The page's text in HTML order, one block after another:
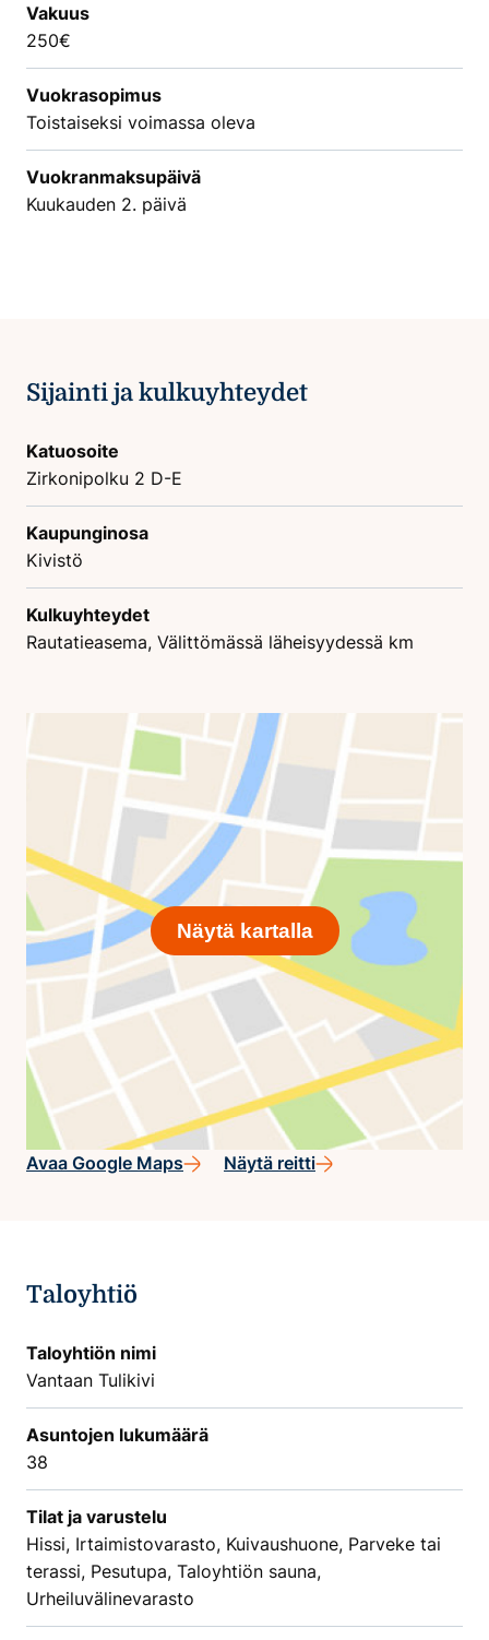
Vakuus
250€
Vuokrasopimus
Toistaiseksi voimassa oleva
Vuokranmaksupäivä
Kuukauden 2. päivä
Sijainti ja kulkuyhteydet
Katuosoite
Zirkonipolku 2 D-E
Kaupunginosa
Kivistö
Kulkuyhteydet
Rautatieasema, Välittömässä läheisyydessä km
Näytä kartalla
Avaa Google Maps Näytä reitti
Taloyhtiö
Taloyhtiön nimi
Vantaan Tulikivi
Asuntojen lukumäärä
38
Tilat ja varustelu
Hissi, Irtaimistovarasto, Kuivaushuone, Parveke tai
terassi, Pesutupa, Taloyhtiön sauna,
Urheiluvälinevarasto